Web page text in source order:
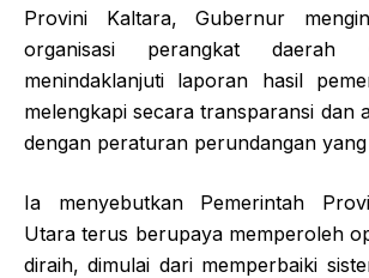
Provini Kaltara, Gubernur
organisasi perangkat daerah
menindaklanjuti laporan hasil
melengkapi secara transparansi dan
dengan peraturan perundangan
Ia menyebutkan Pemerintah
Utara terus berupaya memperoleh
diraih, dimulai dari memperbaiki